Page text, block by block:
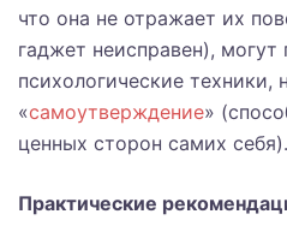
что она не отражает их
гаджет неисправен), могут
психологические техники,
«самоутверждение»
ценных сторон самих себя).
Практические